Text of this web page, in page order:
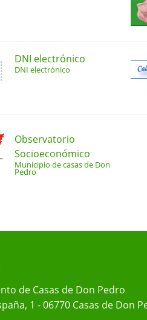
DNI electrónico
DNI electrónico
Observatorio
Socioeconómico
Municipio de casas de Don
Pedro
de Casas de Don Pedro
1 - 06770 Casas de Don